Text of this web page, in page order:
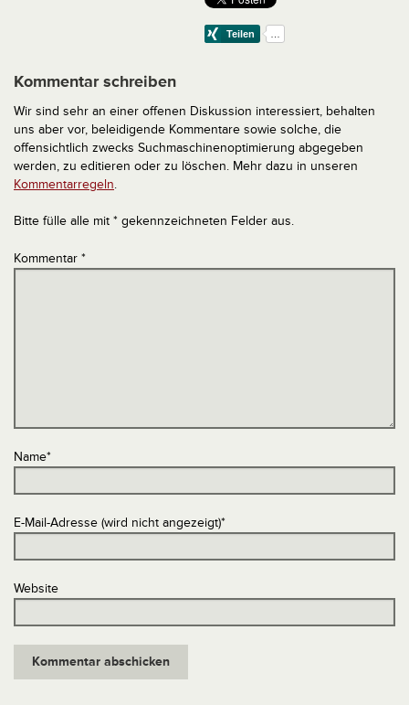
Kommentar schreiben
Wir sind sehr an einer offenen Diskussion interessiert, behalten
uns aber vor, beleidigende Kommentare sowie solche, die
offensichtlich zwecks Suchmaschinenoptimierung abgegeben
werden, zu editieren oder zu löschen. Mehr dazu in unseren
Kommentarregeln.
Bitte fülle alle mit * gekennzeichneten Felder aus.
Kommentar *
Name*
E-Mail-Adresse (wird nicht angezeigt)*
Website